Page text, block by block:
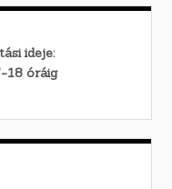
ideje:
18 óráig